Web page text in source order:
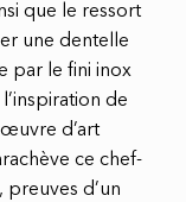
que le ressort
une dentelle
par le fini inox
de
œuvre d’art
ce chef-
d’un